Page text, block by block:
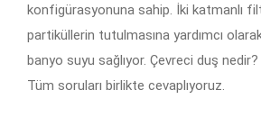
konfigürasyonuna sahip. İki katmanlı
partiküllerin tutulmasına yardımcı
banyo suyu sağlıyor. Çevreci duş nedir?
Tüm soruları birlikte cevaplıyoruz.